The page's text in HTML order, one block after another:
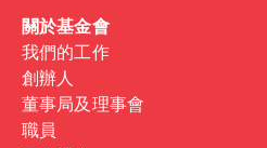
關於基金會
我們的工作
創辦人
董事局及理事會
職員